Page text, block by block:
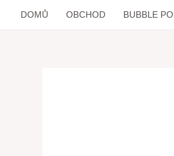
DOMŮ OBCHOD BUBBLE